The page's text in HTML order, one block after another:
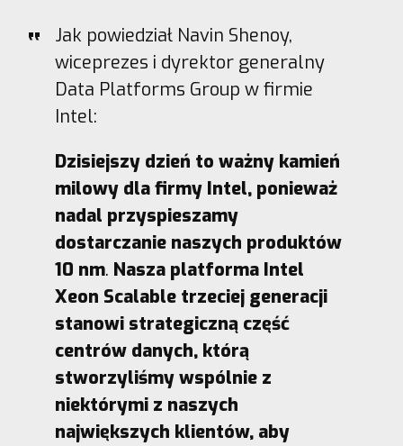
Jak powiedział Navin Shenoy,
wiceprezes i dyrektor generalny
Data Platforms Group w firmie
Intel:
Dzisiejszy dzień to ważny kamień
milowy dla firmy Intel, ponieważ
nadal przyspieszamy
dostarczanie naszych produktów
10 nm. Nasza platforma Intel
Xeon Scalable trzeciej generacji
stanowi strategiczną część
centrów danych, którą
stworzyliśmy wspólnie z
niektórymi z naszych
największych klientów, aby